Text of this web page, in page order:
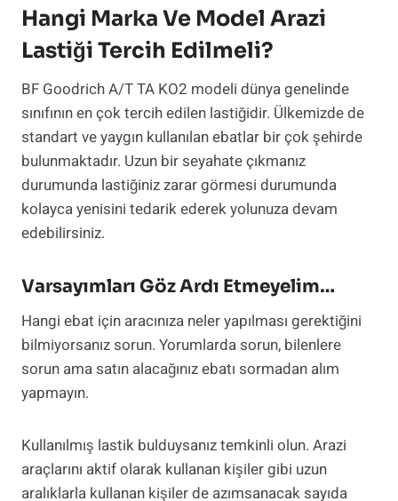
Hangi Marka Ve Model Arazi
Lastiği Tercih Edilmeli?
BF Goodrich A/T TA KO2 modeli dünya genelinde
sınıfının en çok tercih edilen lastiğidir. Ülkemizde de
standart ve yaygın kullanılan ebatlar bir çok şehirde
bulunmaktadır. Uzun bir seyahate çıkmanız
durumunda lastiğiniz zarar görmesi durumunda
kolayca yenisini tedarik ederek yolunuza devam
edebilirsiniz.
Varsayımları Göz Ardı Etmeyelim…
Hangi ebat için aracınıza neler yapılması gerektiğini
bilmiyorsanız sorun. Yorumlarda sorun, bilenlere
sorun ama satın alacağınız ebatı sormadan alım
yapmayın.
Kullanılmış lastik bulduysanız temkinli olun. Arazi
araçlarını aktif olarak kullanan kişiler gibi uzun
aralıklarla kullanan kişiler de azımsanacak sayıda